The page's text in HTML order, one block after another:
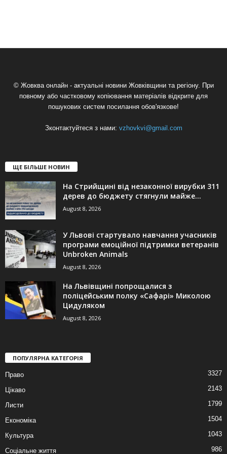
© Жовква онлайн - актуальні новини Жовківщини та регіону. При
повному або частковому копіювання матеріалів відкрите для
пошукових систем посилання обов'язкове!
Зконтактуйтеся з нами: vzhovkvi@gmail.com
ЩЕ БІЛЬШЕ НОВИН
На Стрийщині від незаконної вирубки 311
дерев до бюджету стягнули майже...
August 8, 2026
У Львові стартувало навчання учасників
програми емоційної підтримки ветеранів
Unbroken Animals
August 8, 2026
На Львівщині попрощалися з
поліцейським полку «Сафарі» Миколою
Цидуляком
August 8, 2026
ПОПУЛЯРНА КАТЕГОРІЯ
Право 3327
Цікаво 2143
Листи 1799
Економіка 1504
Культура 1043
Соціальне життя 986